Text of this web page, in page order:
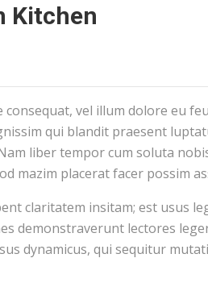
Kitchen
consequat, vel illum dolore eu
qui blandit praesent
liber tempor cum soluta
mazim placerat facer possim
claritatem insitam; est usus
demonstraverunt lectores
dynamicus, qui sequitur